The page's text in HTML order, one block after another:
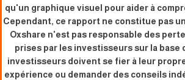
qu'un graphique visuel pour aider à
Cependant, ce rapport ne constitue pas
Oxshare n'est pas responsable des
prises par les investisseurs sur la base
investisseurs doivent se fier à leur
expérience ou demander des conseils